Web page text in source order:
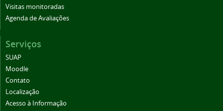
Visitas monitoradas
Agenda de Avaliações
Serviços
SUAP
Moodle
Contato
Localização
Acesso à Informação